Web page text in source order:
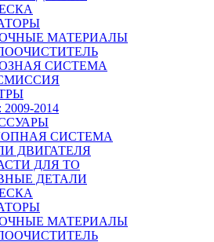
МАТЕРИАЛЫ
СИСТЕМА
2009-2014
СИСТЕМА
ДВИГАТЕЛЯ
ДЛЯ ТО
ДЕТАЛИ
МАТЕРИАЛЫ